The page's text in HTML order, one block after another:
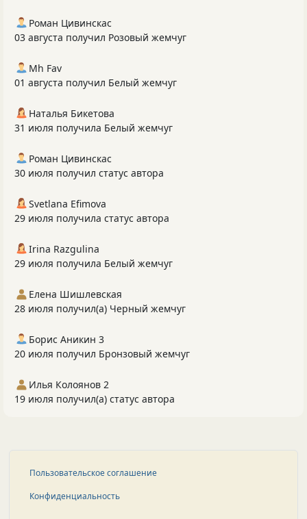
Роман Цивинскас
03 августа получил Розовый жемчуг
Mh Fav
01 августа получил Белый жемчуг
Наталья Бикетова
31 июля получила Белый жемчуг
Роман Цивинскас
30 июля получил статус автора
Svetlana Efimova
29 июля получила статус автора
Irina Razgulina
29 июля получила Белый жемчуг
Елена Шишлевская
28 июля получил(а) Черный жемчуг
Борис Аникин 3
20 июля получил Бронзовый жемчуг
Илья Колоянов 2
19 июля получил(а) статус автора
Пользовательское соглашение
Конфиденциальность